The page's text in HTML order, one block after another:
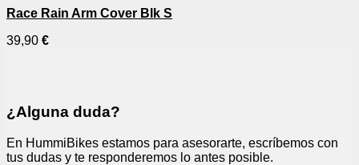
Race Rain Arm Cover Blk S
39,90 €
¿Alguna duda?
En HummiBikes estamos para asesorarte, escríbemos con
tus dudas y te responderemos lo antes posible.